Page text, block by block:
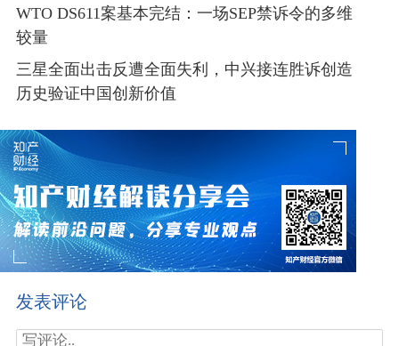
WTO DS611案基本完结：一场SEP禁诉令的多维
较量
三星全面出击反遭全面失利，中兴接连胜诉创造
历史验证中国创新价值
发表评论